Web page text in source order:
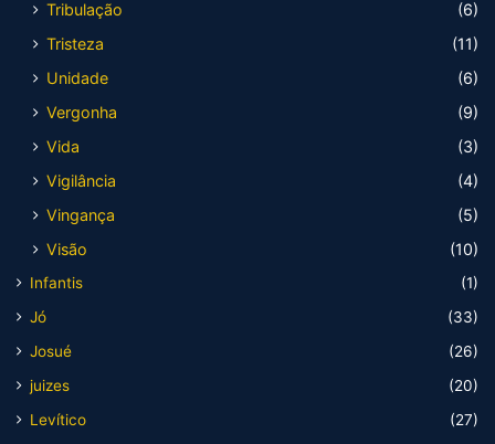
Tribulação
(6)
Tristeza
(11)
Unidade
(6)
Vergonha
(9)
Vida
(3)
Vigilância
(4)
Vingança
(5)
Visão
(10)
Infantis
(1)
Jó
(33)
Josué
(26)
juizes
(20)
Levítico
(27)